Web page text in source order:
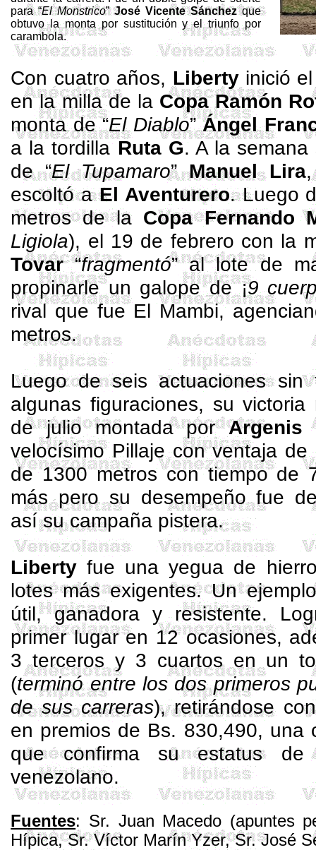
para “ElMonstrico”José Vicente Sánchezque
obtuvo la monta por sustitución y el triunfo por
carambola.
Con cuatro años, Libertyinició el
en la milla de la Copa Ramón
monta de “El Diablo”Ángel
a la tordilla Ruta G. A la
de “El Tupamaro”Manuel Lira
escoltó aEl Aventurero. Luego
metros de la Copa Fernando
Ligiola), el 19 de febrero con la
Tovar“fragmentó” al lote de
propinarle un galope de ¡9
rival que fue ElMambi,
metros.
Luego de seis actuaciones
algunas figuraciones, su
de julio montada porArgenis
velocísimo Pillaje con ventaja
de 1300 metros con tiempo de
más pero su desempeño fue
así su campaña pistera.
Liberty fue una yegua de
lotes más exigentes. Un
útil, ganadora y resistente.
primer lugar en 12 ocasiones,
3 terceros y 3 cuartos en un
(terminó entre los dos primeros
de sus carreras), retirándose
en premios de Bs. 830,490, una
que confirma su estatus
venezolano.
Fuentes: Sr. Juan Macedo (apuntes
Hípica, Sr. Víctor MarínYzer, Sr. José